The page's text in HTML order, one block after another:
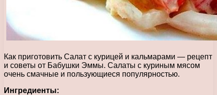
Как приготовить Салат с курицей и кальмарами — рецепт
и советы от Бабушки Эммы. Салаты с куриным мясом
очень смачные и пользующиеся популярностью.
Ингредиенты: